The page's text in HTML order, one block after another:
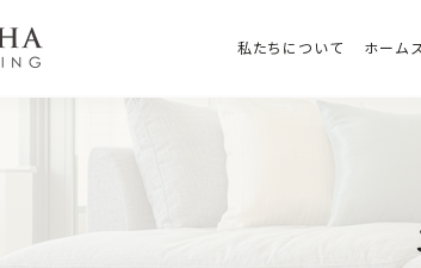
私たちについて ホーム